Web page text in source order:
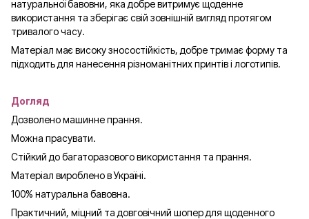
натуральної бавовни, яка добре витримує щоденне
використання та зберігає свій зовнішній вигляд протягом
тривалого часу.
Матеріал має високу зносостійкість, добре тримає форму та
підходить для нанесення різноманітних принтів і логотипів.
Догляд
Дозволено машинне прання.
Можна прасувати.
Стійкий до багаторазового використання та прання.
Матеріал вироблено в Україні.
100% натуральна бавовна.
Практичний, міцний та довговічний шопер для щоденного